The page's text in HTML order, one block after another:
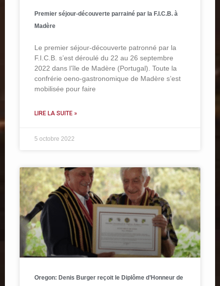
Premier séjour-découverte parrainé par la F.I.C.B. à
Madère
Le premier séjour-découverte patronné par la
F.I.C.B. s’est déroulé du 22 au 26 septembre
2022 dans l’île de Madère (Portugal). Toute la
confrérie oeno-gastronomique de Madère s’est
mobilisée pour faire
LIRE LA SUITE »
5 octobre 2022
Oregon: Denis Burger reçoit le Diplôme d’Honneur de